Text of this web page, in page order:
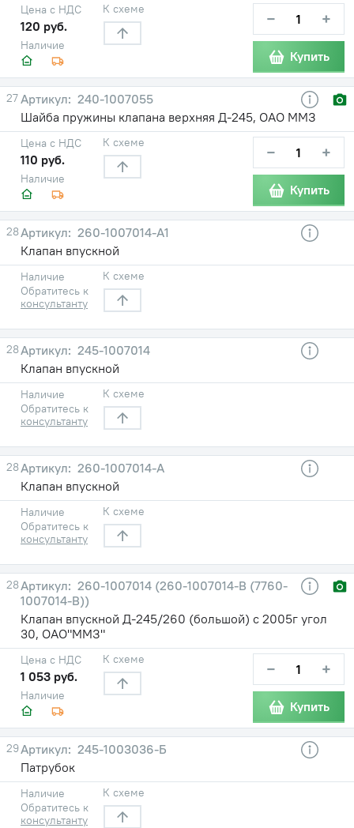
Наличие
Цена с НДС
120 руб.
К схеме − +
Купить
27
240-1007055
Шайба пружины клапана верхняя Д-245, ОАО ММЗ
Наличие
Цена с НДС
110 руб.
К схеме − +
Купить
28
260-1007014-А1
Клапан впускной
Наличие
Обратитесь к
консультанту
К схеме
28
245-1007014
Клапан впускной
Наличие
Обратитесь к
консультанту
К схеме
28
260-1007014-А
Клапан впускной
Наличие
Обратитесь к
консультанту
К схеме
28
260-1007014 (260-1007014-В (7760-
1007014-В))
Клапан впускной Д-245/260 (большой) с 2005г угол
30, ОАО"ММЗ"
Наличие
Цена с НДС
1 053 руб.
К схеме − +
Купить
29
245-1003036-Б
Патрубок
Наличие
Обратитесь к
консультанту
К схеме